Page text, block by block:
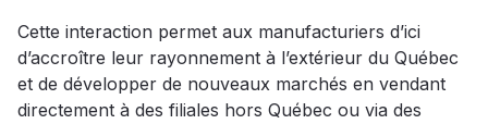
Cette interaction permet aux manufacturiers d’ici
d’accroître leur rayonnement à l’extérieur du Québec
et de développer de nouveaux marchés en vendant
directement à des filiales hors Québec ou via des